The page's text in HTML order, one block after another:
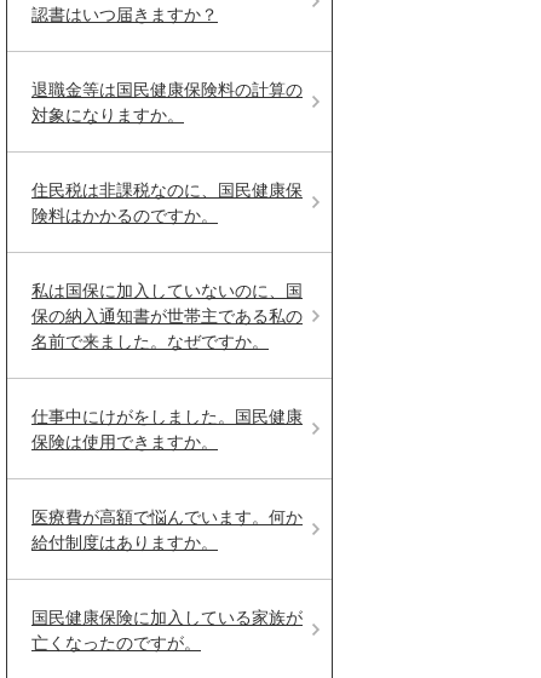
認書はいつ届きますか？
退職金等は国民健康保険料の計算の
対象になりますか。
住民税は非課税なのに、国民健康保
険料はかかるのですか。
私は国保に加入していないのに、国
保の納入通知書が世帯主である私の
名前で来ました。なぜですか。
仕事中にけがをしました。国民健康
保険は使用できますか。
医療費が高額で悩んでいます。何か
給付制度はありますか。
国民健康保険に加入している家族が
亡くなったのですが。